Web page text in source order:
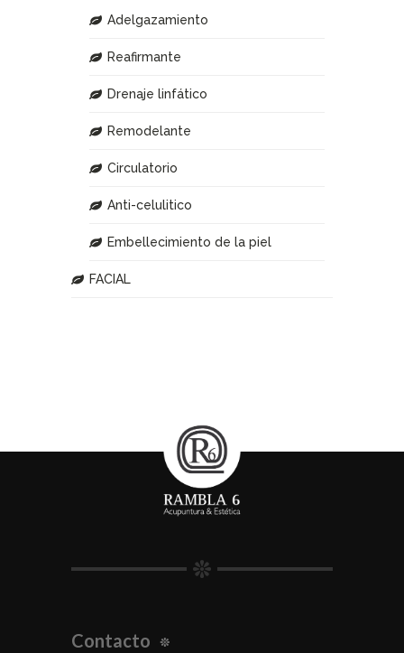
Adelgazamiento
Reafirmante
Drenaje linfático
Remodelante
Circulatorio
Anti-celulitico
Embellecimiento de la piel
FACIAL
Contacto